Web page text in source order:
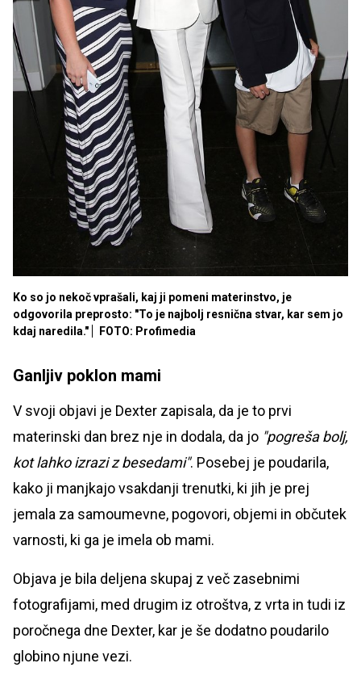
Ko so jo nekoč vprašali, kaj ji pomeni materinstvo, je
odgovorila preprosto: "To je najbolj resnična stvar, kar sem jo
kdaj naredila."
FOTO: Profimedia
Ganljiv poklon mami
V svoji objavi je Dexter zapisala, da je to prvi
materinski dan brez nje in dodala, da jo "pogreša bolj,
kot lahko izrazi z besedami". Posebej je poudarila,
kako ji manjkajo vsakdanji trenutki, ki jih je prej
jemala za samoumevne, pogovori, objemi in občutek
varnosti, ki ga je imela ob mami.
Objava je bila deljena skupaj z več zasebnimi
fotografijami, med drugim iz otroštva, z vrta in tudi iz
poročnega dne Dexter, kar je še dodatno poudarilo
globino njune vezi.